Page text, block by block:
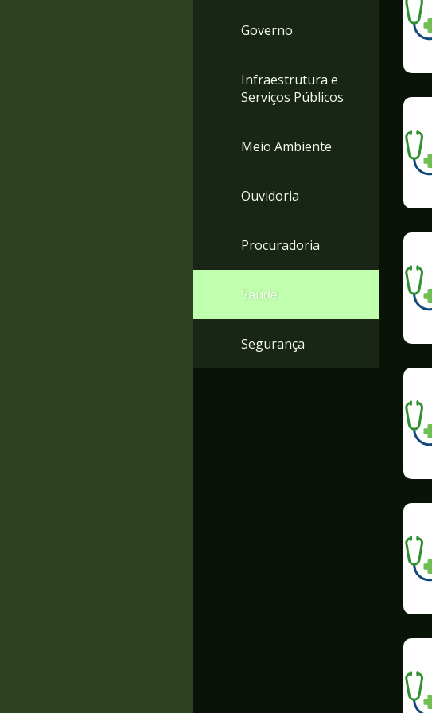
Governo
Infraestrutura e
Serviços Públicos
Meio Ambiente
Ouvidoria
Procuradoria
Saúde
Segurança